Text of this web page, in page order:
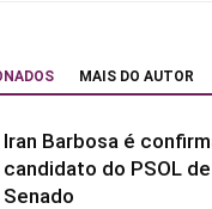
MAIS DO AUTOR
Iran Barbosa é
candidato do PSOL
Senado